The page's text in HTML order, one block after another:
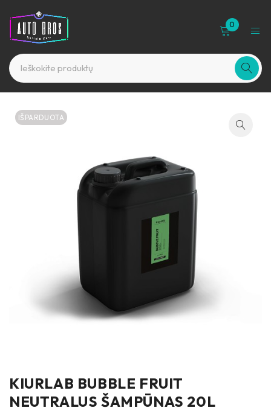
0
IŠPARDUOTA
KIURLAB BUBBLE FRUIT
NEUTRALUS ŠAMPŪNAS 20L